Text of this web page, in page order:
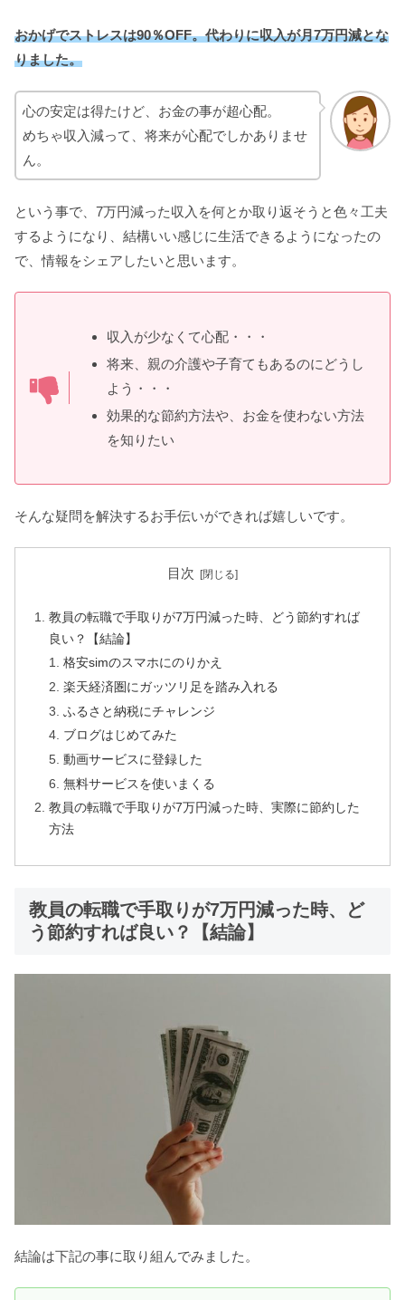
おかげでストレスは90％OFF。代わりに収入が月7万円減とな
りました。
心の安定は得たけど、お金の事が超心配。
めちゃ収入減って、将来が心配でしかありませ
ん。
という事で、7万円減った収入を何とか取り返そうと色々工夫
するようになり、結構いい感じに生活できるようになったの
で、情報をシェアしたいと思います。
収入が少なくて心配・・・
将来、親の介護や子育てもあるのにどうし
よう・・・
効果的な節約方法や、お金を使わない方法
を知りたい
そんな疑問を解決するお手伝いができれば嬉しいです。
目次
教員の転職で手取りが7万円減った時、どう節約すれば
良い？【結論】
格安simのスマホにのりかえ
楽天経済圏にガッツリ足を踏み入れる
ふるさと納税にチャレンジ
ブログはじめてみた
動画サービスに登録した
無料サービスを使いまくる
教員の転職で手取りが7万円減った時、実際に節約した
方法
教員の転職で手取りが7万円減った時、ど
う節約すれば良い？【結論】
結論は下記の事に取り組んでみました。